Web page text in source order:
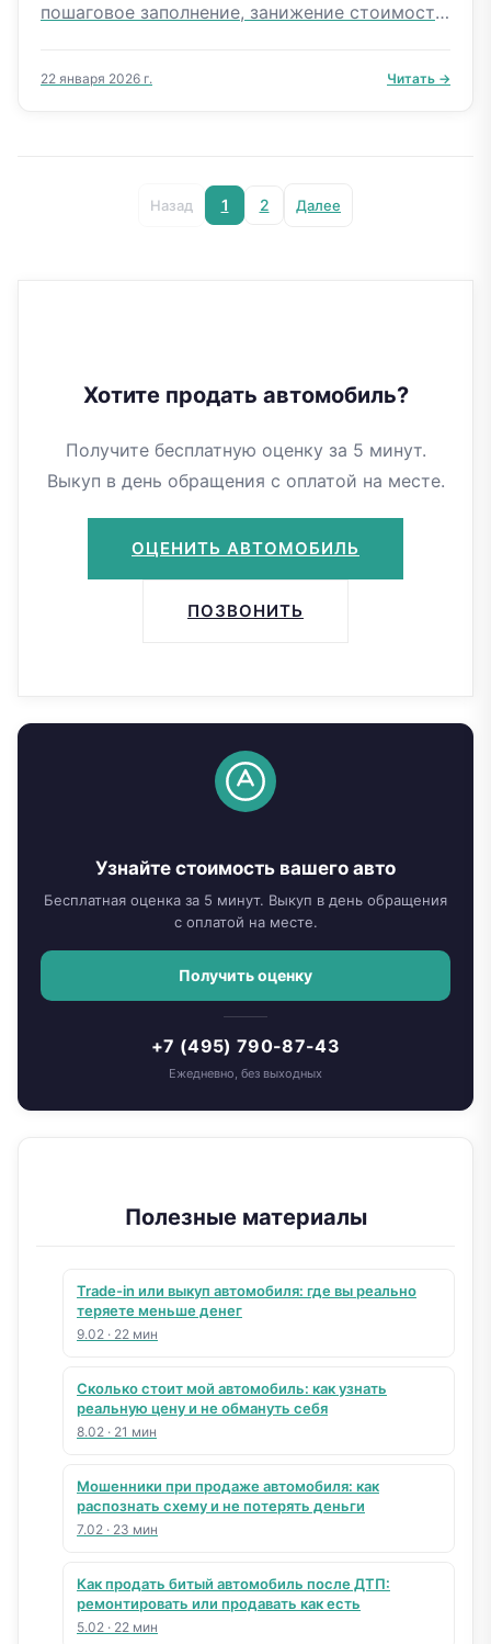
пошаговое заполнение, занижение стоимости,
из практики и чек-листы.
22 января 2026 г. Читать →
Назад 1 2 Далее
Хотите продать автомобиль?
Получите бесплатную оценку за 5 минут.
Выкуп в день обращения с оплатой на месте.
ОЦЕНИТЬ АВТОМОБИЛЬ
ПОЗВОНИТЬ
Узнайте стоимость вашего авто
Бесплатная оценка за 5 минут. Выкуп в день обращения
с оплатой на месте.
Получить оценку
+7 (495) 790-87-43
Ежедневно, без выходных
Полезные материалы
Trade-in или выкуп автомобиля: где вы реально
теряете меньше денег
9.02 · 22 мин
Сколько стоит мой автомобиль: как узнать
реальную цену и не обмануть себя
8.02 · 21 мин
Мошенники при продаже автомобиля: как
распознать схему и не потерять деньги
7.02 · 23 мин
Как продать битый автомобиль после ДТП:
ремонтировать или продавать как есть
5.02 · 22 мин